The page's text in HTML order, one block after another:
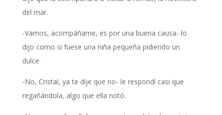
del mar.
-Vamos, acompáñame, es por una buena causa- lo
dijo como si fuese una niña pequeña pidiendo un
dulce.
-No, Cristal, ya te dije que no- le respondí casi que
regañándola, algo que ella notó.